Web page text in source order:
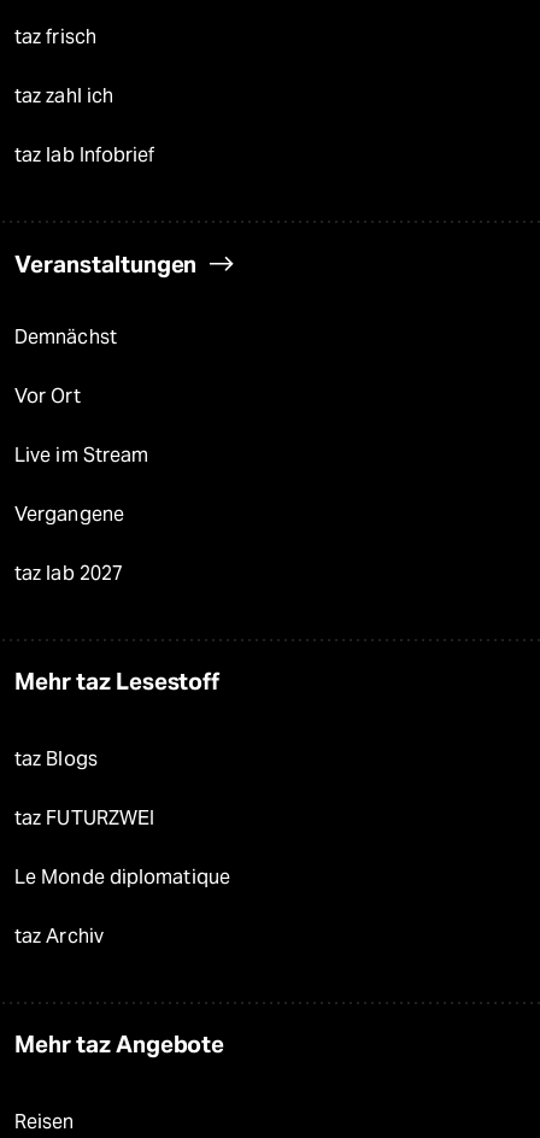
taz frisch
taz zahl ich
taz lab Infobrief
Veranstaltungen
Demnächst
Vor Ort
Live im Stream
Vergangene
taz lab 2027
Mehr taz Lesestoff
taz Blogs
taz FUTURZWEI
Le Monde diplomatique
taz Archiv
Mehr taz Angebote
Reisen